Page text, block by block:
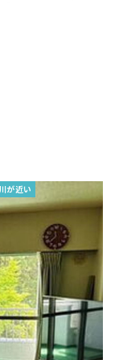
が近い